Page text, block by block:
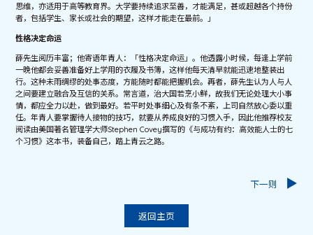
思维，亦适用于高等教育界。大学要持续追求至善，才能满足，甚或超越各个持份
者，包括学生、家长或社会的期望，这样才能走在最前。」
性格决定命运
薛先生阅历丰富；他寄语年青人：「性格决定命运」。他透露小时候，每逢上学前
一晚他都会妥善准备好上学用的衣履及书簿，这样他每天清早就能迅速地整装出
行。这种未雨绸缪的处事态度，方能随时都能把握机会。再者，薛先生认为人与人
之间要建立融合及互信的关系。常言道，治大国若烹小鲜，故我们无论处理大小事
情，都应全力以赴，做到最好。若平时处事细心及有条不紊，上司自然放心委以重
任。年青人要掌握待人接物的技巧，就要从养成良好的习惯入手，因此他推荐校友
阅读由美国著名管理学大师Stephen Covey撰写的《与成功有约：高效能人士的七
个习惯》这本书，装备自己，踏上青云之路。
返回主页
下一则